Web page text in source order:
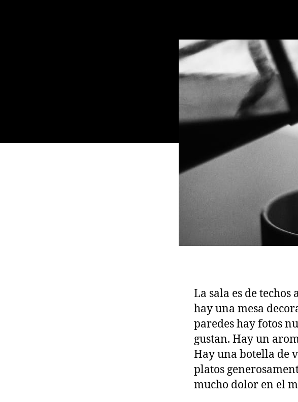
La sala es de
hay una mesa
paredes hay fotos
gustan. Hay un
Hay una botella de
platos
mucho dolor en el